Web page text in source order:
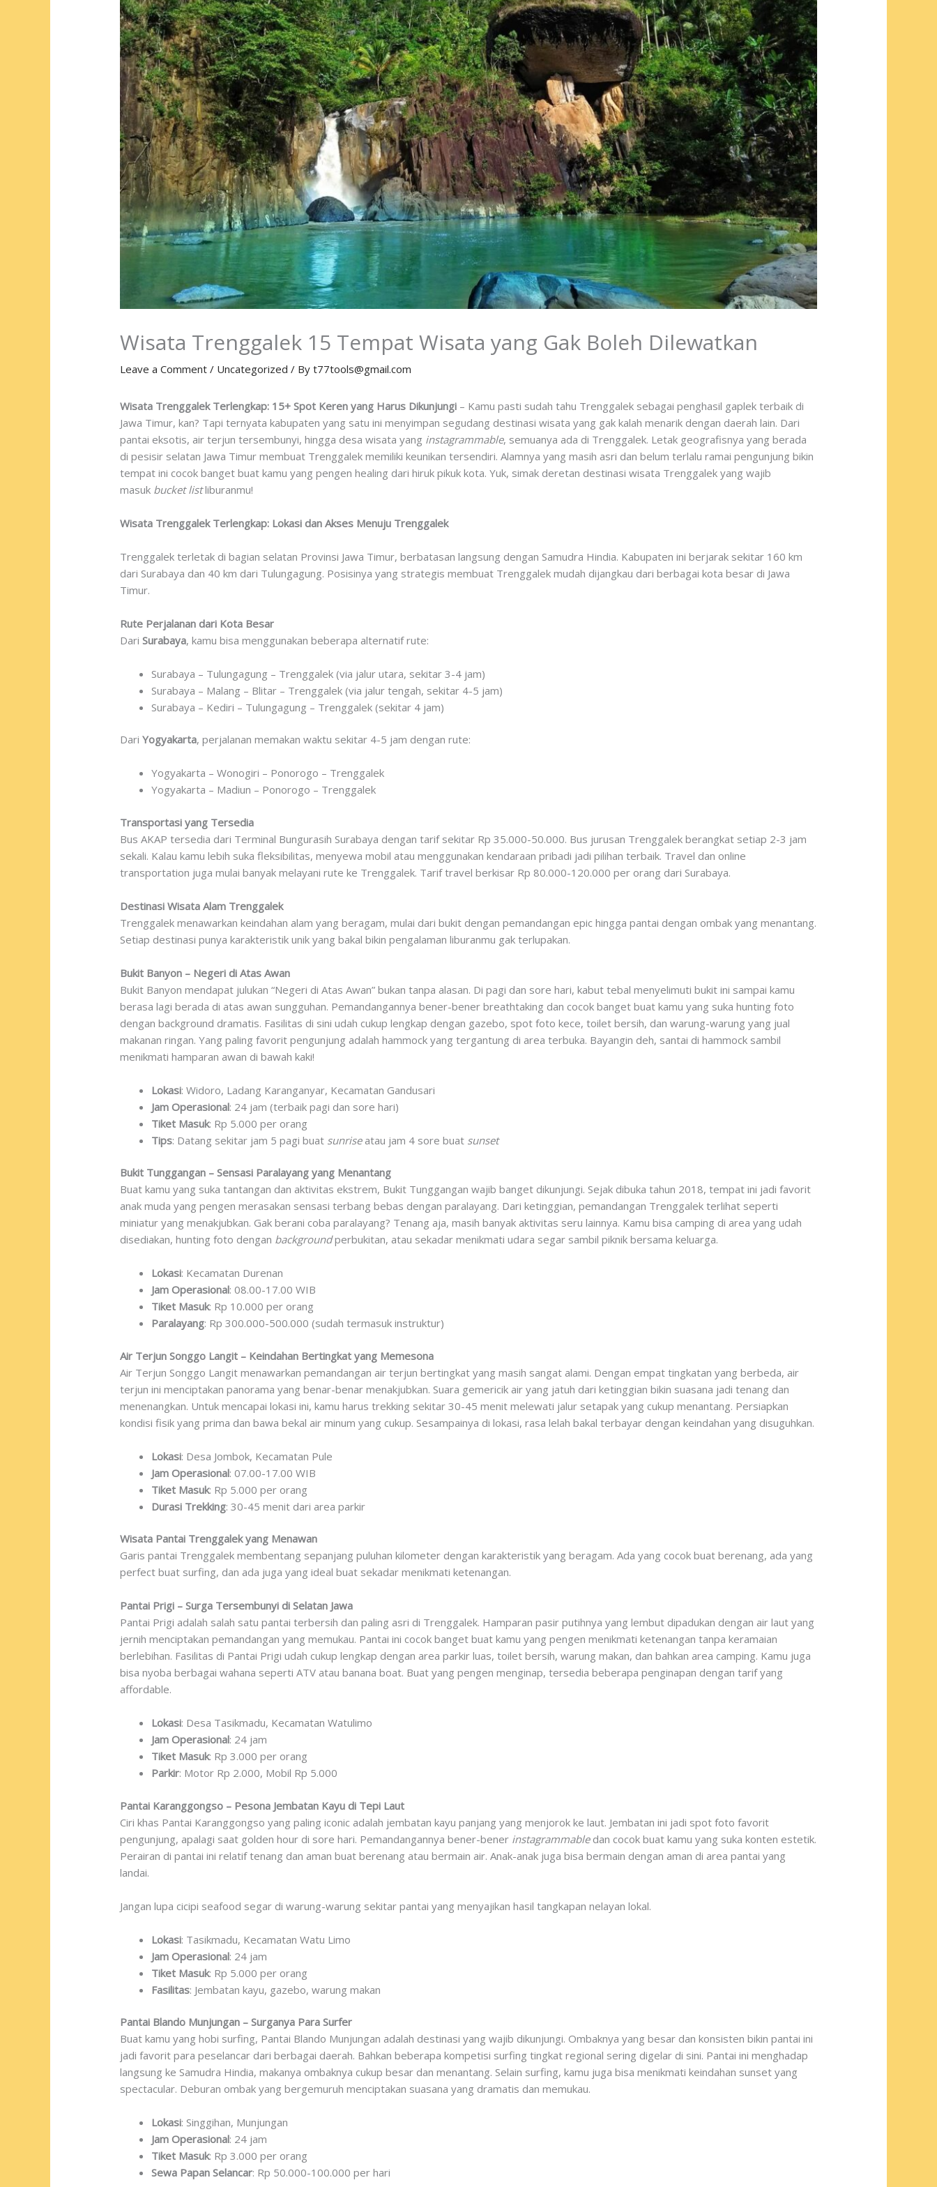
Wisata Trenggalek 15 Tempat Wisata yang Gak Boleh Dilewatkan
Leave a Comment / Uncategorized / Byt77tools@gmail.com
Wisata Trenggalek Terlengkap: 15+ Spot Keren yang Harus Dikunjungi – Kamu pasti sudah tahu Trenggalek sebagai penghasil gaplek terbaik di
Jawa Timur, kan? Tapi ternyata kabupaten yang satu ini menyimpan segudang destinasi wisata yang gak kalah menarik dengan daerah lain. Dari
pantai eksotis, air terjun tersembunyi, hingga desa wisata yang instagrammable, semuanya ada di Trenggalek. Letak geografisnya yang berada
di pesisir selatan Jawa Timur membuat Trenggalek memiliki keunikan tersendiri. Alamnya yang masih asri dan belum terlalu ramai pengunjung bikin
tempat ini cocok banget buat kamu yang pengen healing dari hiruk pikuk kota. Yuk, simak deretan destinasi wisata Trenggalek yang wajib
masuk bucket listliburanmu!
Wisata Trenggalek Terlengkap: Lokasi dan Akses Menuju Trenggalek
Trenggalek terletak di bagian selatan Provinsi Jawa Timur, berbatasan langsung dengan Samudra Hindia. Kabupaten ini berjarak sekitar 160 km
dari Surabaya dan 40 km dari Tulungagung. Posisinya yang strategis membuat Trenggalek mudah dijangkau dari berbagai kota besar di Jawa
Timur.
Rute Perjalanan dari Kota Besar
DariSurabaya, kamu bisa menggunakan beberapa alternatif rute:
Surabaya – Tulungagung – Trenggalek (via jalur utara, sekitar 3-4 jam)
Surabaya – Malang – Blitar – Trenggalek (via jalur tengah, sekitar 4-5 jam)
Surabaya – Kediri – Tulungagung – Trenggalek (sekitar 4 jam)
DariYogyakarta, perjalanan memakan waktu sekitar 4-5 jam dengan rute:
Yogyakarta – Wonogiri – Ponorogo – Trenggalek
Yogyakarta – Madiun – Ponorogo – Trenggalek
Transportasi yang Tersedia
Bus AKAP tersedia dari Terminal Bungurasih Surabaya dengan tarif sekitar Rp 35.000-50.000. Bus jurusan Trenggalek berangkat setiap 2-3 jam
sekali. Kalau kamu lebih suka fleksibilitas, menyewa mobil atau menggunakan kendaraan pribadi jadi pilihan terbaik. Travel dan online
transportation juga mulai banyak melayani rute ke Trenggalek. Tarif travel berkisar Rp 80.000-120.000 per orang dari Surabaya.
Destinasi Wisata Alam Trenggalek
Trenggalek menawarkan keindahan alam yang beragam, mulai dari bukit dengan pemandangan epic hingga pantai dengan ombak yang menantang.
Setiap destinasi punya karakteristik unik yang bakal bikin pengalaman liburanmu gak terlupakan.
Bukit Banyon – Negeri di Atas Awan
Bukit Banyon mendapat julukan “Negeri di Atas Awan” bukan tanpa alasan. Di pagi dan sore hari, kabut tebal menyelimuti bukit ini sampai kamu
berasa lagi berada di atas awan sungguhan. Pemandangannya bener-bener breathtaking dan cocok banget buat kamu yang suka hunting foto
dengan background dramatis. Fasilitas di sini udah cukup lengkap dengan gazebo, spot foto kece, toilet bersih, dan warung-warung yang jual
makanan ringan. Yang paling favorit pengunjung adalah hammock yang tergantung di area terbuka. Bayangin deh, santai di hammock sambil
menikmati hamparan awan di bawah kaki!
Lokasi: Widoro, Ladang Karanganyar, Kecamatan Gandusari
Jam Operasional: 24 jam (terbaik pagi dan sore hari)
Tiket Masuk: Rp 5.000 per orang
Tips: Datang sekitar jam 5 pagi buat sunriseatau jam 4 sore buat sunset
Bukit Tunggangan – Sensasi Paralayang yang Menantang
Buat kamu yang suka tantangan dan aktivitas ekstrem, Bukit Tunggangan wajib banget dikunjungi. Sejak dibuka tahun 2018, tempat ini jadi favorit
anak muda yang pengen merasakan sensasi terbang bebas dengan paralayang. Dari ketinggian, pemandangan Trenggalek terlihat seperti
miniatur yang menakjubkan. Gak berani coba paralayang? Tenang aja, masih banyak aktivitas seru lainnya. Kamu bisa camping di area yang udah
disediakan, hunting foto dengan backgroundperbukitan, atau sekadar menikmati udara segar sambil piknik bersama keluarga.
Lokasi: Kecamatan Durenan
Jam Operasional: 08.00-17.00 WIB
Tiket Masuk: Rp 10.000 per orang
Paralayang: Rp 300.000-500.000 (sudah termasuk instruktur)
Air Terjun Songgo Langit – Keindahan Bertingkat yang Memesona
Air Terjun Songgo Langit menawarkan pemandangan air terjun bertingkat yang masih sangat alami. Dengan empat tingkatan yang berbeda, air
terjun ini menciptakan panorama yang benar-benar menakjubkan. Suara gemericik air yang jatuh dari ketinggian bikin suasana jadi tenang dan
menenangkan. Untuk mencapai lokasi ini, kamu harus trekking sekitar 30-45 menit melewati jalur setapak yang cukup menantang. Persiapkan
kondisi fisik yang prima dan bawa bekal air minum yang cukup. Sesampainya di lokasi, rasa lelah bakal terbayar dengan keindahan yang disuguhkan.
Lokasi: Desa Jombok, Kecamatan Pule
Jam Operasional: 07.00-17.00 WIB
Tiket Masuk: Rp 5.000 per orang
Durasi Trekking: 30-45 menit dari area parkir
Wisata Pantai Trenggalek yang Menawan
Garis pantai Trenggalek membentang sepanjang puluhan kilometer dengan karakteristik yang beragam. Ada yang cocok buat berenang, ada yang
perfect buat surfing, dan ada juga yang ideal buat sekadar menikmati ketenangan.
Pantai Prigi – Surga Tersembunyi di Selatan Jawa
Pantai Prigi adalah salah satu pantai terbersih dan paling asri di Trenggalek. Hamparan pasir putihnya yang lembut dipadukan dengan air laut yang
jernih menciptakan pemandangan yang memukau. Pantai ini cocok banget buat kamu yang pengen menikmati ketenangan tanpa keramaian
berlebihan. Fasilitas di Pantai Prigi udah cukup lengkap dengan area parkir luas, toilet bersih, warung makan, dan bahkan area camping. Kamu juga
bisa nyoba berbagai wahana seperti ATV atau banana boat. Buat yang pengen menginap, tersedia beberapa penginapan dengan tarif yang
affordable.
Lokasi: Desa Tasikmadu, Kecamatan Watulimo
Jam Operasional: 24 jam
Tiket Masuk: Rp 3.000 per orang
Parkir: Motor Rp 2.000, Mobil Rp 5.000
Pantai Karanggongso – Pesona Jembatan Kayu di Tepi Laut
Ciri khas Pantai Karanggongso yang paling iconic adalah jembatan kayu panjang yang menjorok ke laut. Jembatan ini jadi spot foto favorit
pengunjung, apalagi saat golden hour di sore hari. Pemandangannya bener-bener instagrammabledan cocok buat kamu yang suka konten estetik.
Perairan di pantai ini relatif tenang dan aman buat berenang atau bermain air. Anak-anak juga bisa bermain dengan aman di area pantai yang
landai.
Jangan lupa cicipi seafood segar di warung-warung sekitar pantai yang menyajikan hasil tangkapan nelayan lokal.
Lokasi: Tasikmadu, Kecamatan Watu Limo
Jam Operasional: 24 jam
Tiket Masuk: Rp 5.000 per orang
Fasilitas: Jembatan kayu, gazebo, warung makan
Pantai Blando Munjungan – Surganya Para Surfer
Buat kamu yang hobi surfing, Pantai Blando Munjungan adalah destinasi yang wajib dikunjungi. Ombaknya yang besar dan konsisten bikin pantai ini
jadi favorit para peselancar dari berbagai daerah. Bahkan beberapa kompetisi surfing tingkat regional sering digelar di sini. Pantai ini menghadap
langsung ke Samudra Hindia, makanya ombaknya cukup besar dan menantang. Selain surfing, kamu juga bisa menikmati keindahan sunset yang
spectacular. Deburan ombak yang bergemuruh menciptakan suasana yang dramatis dan memukau.
Lokasi: Singgihan, Munjungan
Jam Operasional: 24 jam
Tiket Masuk: Rp 3.000 per orang
Sewa Papan Selancar: Rp 50.000-100.000 per hari